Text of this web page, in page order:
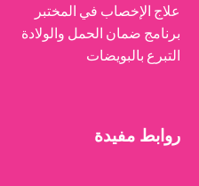
علاج الإخصاب في المختبر
برنامج ضمان الحمل والولادة
التبرع بالبويضات
روابط مفيدة